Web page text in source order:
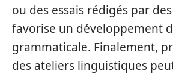
ou des essais rédigés par
favorise un développement
grammaticale. Finalement,
des ateliers linguistiques